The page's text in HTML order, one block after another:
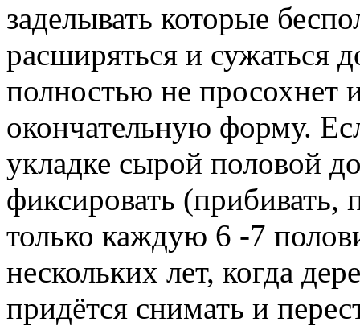
заделывать которые
расширяться и сужаться
полностью не просохнет
окончательную форму.
укладке сырой половой
фиксировать (прибивать,
только каждую 6 -7
нескольких лет, когда
придётся снимать и